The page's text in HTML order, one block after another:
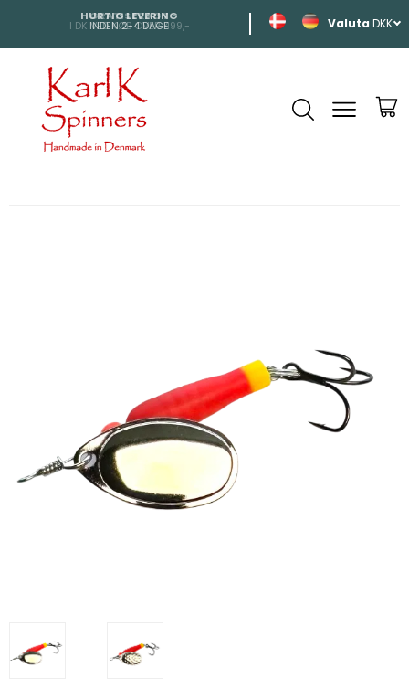
HURTIG LEVERING
INDEN 2-4 DAGE TIL HELE EUROPA
DKK